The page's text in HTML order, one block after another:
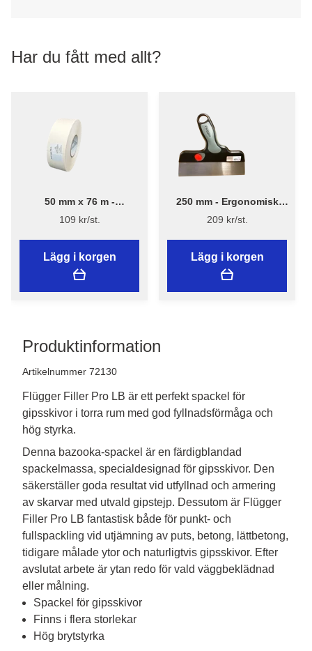
Har du fått med allt?
50 mm x 76 m -
Armeringspapper för gips
- Saint-Gobain
109 kr/st.
Lägg i korgen
250 mm - Ergonomisk
Spackelspade - Flügger
209 kr/st.
Lägg i korgen
Produktinformation
Artikelnummer 72130
Flügger Filler Pro LB är ett perfekt spackel för
gipsskivor i torra rum med god fyllnadsförmåga och
hög styrka.
Denna bazooka-spackel är en färdigblandad
spackelmassa, specialdesignad för gipsskivor. Den
säkerställer goda resultat vid utfyllnad och armering
av skarvar med utvald gipstejp. Dessutom är Flügger
Filler Pro LB fantastisk både för punkt- och
fullspackling vid utjämning av puts, betong, lättbetong,
tidigare målade ytor och naturligtvis gipsskivor. Efter
avslutat arbete är ytan redo för vald väggbeklädnad
eller målning.
Spackel för gipsskivor
Finns i flera storlekar
Hög brytstyrka